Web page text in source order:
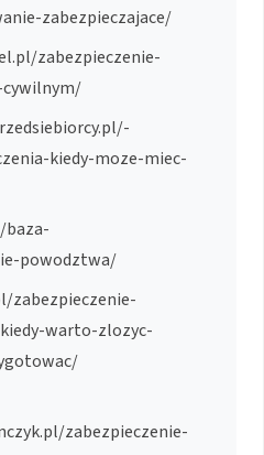
zabezpieczajace/
zabezpieczenie-
kiedy-moze-miec-
powodztwa/
warto-zlozyc-
zabezpieczenie-